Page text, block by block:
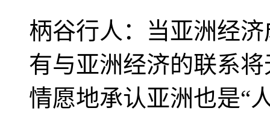
柄谷行人：当亚洲经
有与亚洲经济的联系
情愿地承认亚洲也是“